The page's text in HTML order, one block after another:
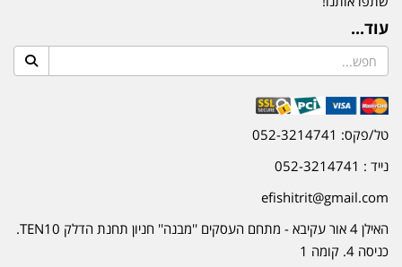
עוד...
טל/פקס: 052-3214741
נייד : 052-3214741
efishitrit@gmail.com
האילן 4 אור עקיבא - מתחם העסקים ''מבנה'' חניון תחנת הדלק TEN10.
כניסה 4. קומה 1